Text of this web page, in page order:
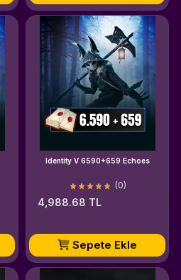
Identity V 6590+659 Echoes
(0)
4,988.68 TL
Sepete Ekle